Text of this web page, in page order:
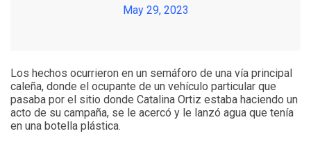
May 29, 2023
Los hechos ocurrieron en un semáforo de una vía principal
caleña, donde el ocupante de un vehículo particular que
pasaba por el sitio donde Catalina Ortiz estaba haciendo un
acto de su campaña, se le acercó y le lanzó agua que tenía
en una botella plástica.